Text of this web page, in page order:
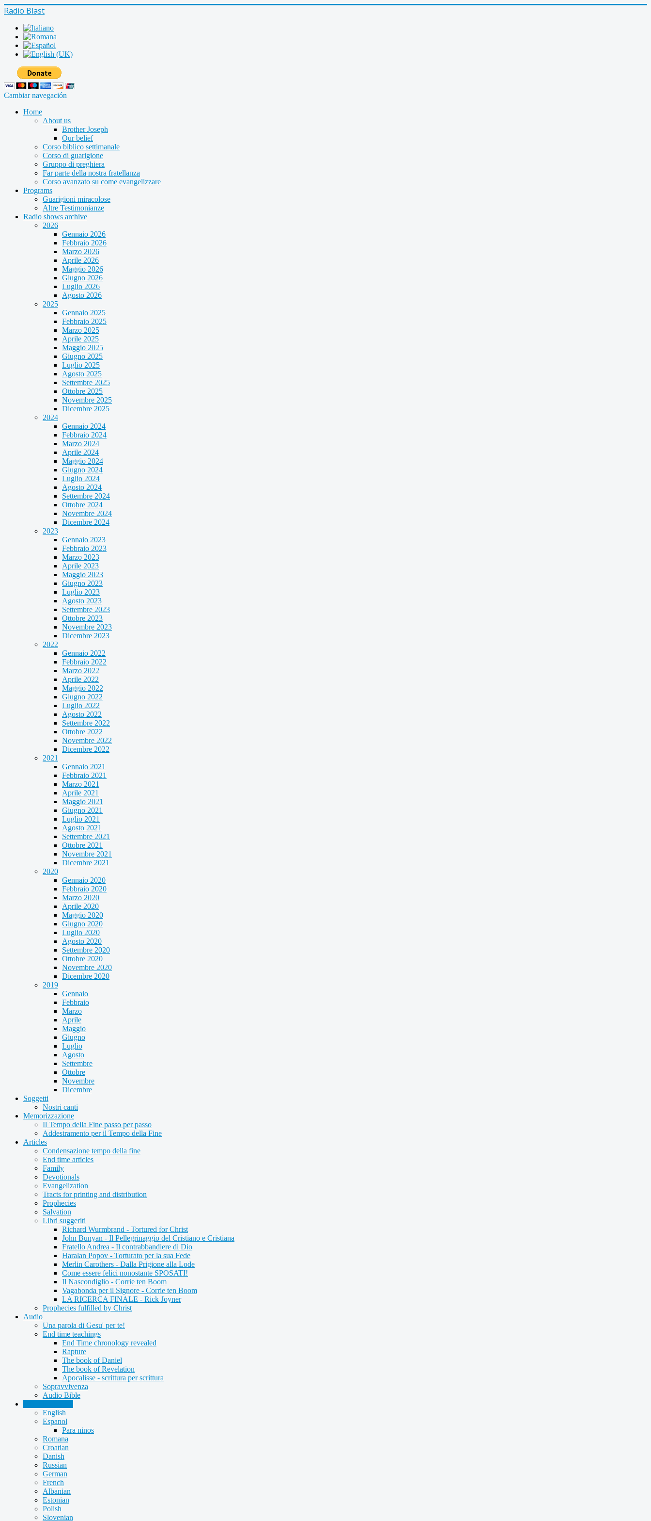
Radio Blast
Cambiar navegación
Home
About us
Brother Joseph
Our belief
Corso biblico settimanale
Corso di guarigione
Gruppo di preghiera
Far parte della nostra fratellanza
Corso avanzato su come evangelizzare
Programs
Guarigioni miracolose
Altre Testimonianze
Radio shows archive
2026
Gennaio 2026
Febbraio 2026
Marzo 2026
Aprile 2026
Maggio 2026
Giugno 2026
Luglio 2026
Agosto 2026
2025
Gennaio 2025
Febbraio 2025
Marzo 2025
Aprile 2025
Maggio 2025
Giugno 2025
Luglio 2025
Agosto 2025
Settembre 2025
Ottobre 2025
Novembre 2025
Dicembre 2025
2024
Gennaio 2024
Febbraio 2024
Marzo 2024
Aprile 2024
Maggio 2024
Giugno 2024
Luglio 2024
Agosto 2024
Settembre 2024
Ottobre 2024
Novembre 2024
Dicembre 2024
2023
Gennaio 2023
Febbraio 2023
Marzo 2023
Aprile 2023
Maggio 2023
Giugno 2023
Luglio 2023
Agosto 2023
Settembre 2023
Ottobre 2023
Novembre 2023
Dicembre 2023
2022
Gennaio 2022
Febbraio 2022
Marzo 2022
Aprile 2022
Maggio 2022
Giugno 2022
Luglio 2022
Agosto 2022
Settembre 2022
Ottobre 2022
Novembre 2022
Dicembre 2022
2021
Gennaio 2021
Febbraio 2021
Marzo 2021
Aprile 2021
Maggio 2021
Giugno 2021
Luglio 2021
Agosto 2021
Settembre 2021
Ottobre 2021
Novembre 2021
Dicembre 2021
2020
Gennaio 2020
Febbraio 2020
Marzo 2020
Aprile 2020
Maggio 2020
Giugno 2020
Luglio 2020
Agosto 2020
Settembre 2020
Ottobre 2020
Novembre 2020
Dicembre 2020
2019
Gennaio
Febbraio
Marzo
Aprile
Maggio
Giugno
Luglio
Agosto
Settembre
Ottobre
Novembre
Dicembre
Soggetti
Nostri canti
Memorizzazione
Il Tempo della Fine passo per passo
Addestramento per il Tempo della Fine
Articles
Condensazione tempo della fine
End time articles
Family
Devotionals
Evangelization
Tracts for printing and distribution
Prophecies
Salvation
Libri suggeriti
Richard Wurmbrand - Tortured for Christ
John Bunyan - Il Pellegrinaggio del Cristiano e Cristiana
Fratello Andrea - Il contrabbandiere di Dio
Haralan Popov - Torturato per la sua Fede
Merlin Carothers - Dalla Prigione alla Lode
Come essere felici nonostante SPOSATI!
Il Nascondiglio - Corrie ten Boom
Vagabonda per il Signore - Corrie ten Boom
LA RICERCA FINALE - Rick Joyner
Prophecies fulfilled by Christ
Audio
Una parola di Gesu' per te!
End time teachings
End Time chronology revealed
Rapture
The book of Daniel
The book of Revelation
Apocalisse - scrittura per scrittura
Sopravvivenza
Audio Bible
English
Espanol
Para ninos
Romana
Croatian
Danish
Russian
German
French
Albanian
Estonian
Polish
Slovenian